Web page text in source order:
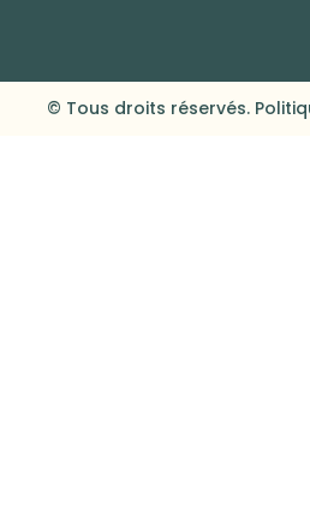
© Tous droits réservés.